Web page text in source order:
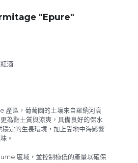
"Epure"
酒
區，葡萄園的土壤來自羅納河高
為黏土質與涼爽，具備良好的保水
定的生長環境，加上受地中海影響
。
區域，並控制極低的產量以確保